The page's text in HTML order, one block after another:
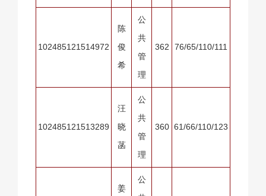
102485121514972
陈
俊
希
公
共
管
理
362 76/65/110/111
102485121513289
汪
晓
菡
公
共
管
理
360 61/66/110/123
姜
公